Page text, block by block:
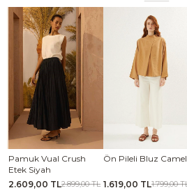
Pamuk Vual Crush
Etek Siyah
2.609,00 TL2.899,00 TL
Ön Pileli Bluz Camel
1.619,00 TL1.799,00